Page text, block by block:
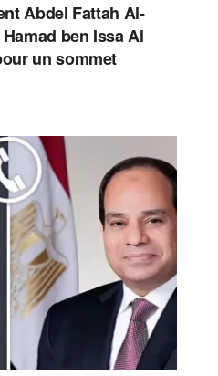
Abdel Fattah Al-
ben Issa Al
un sommet